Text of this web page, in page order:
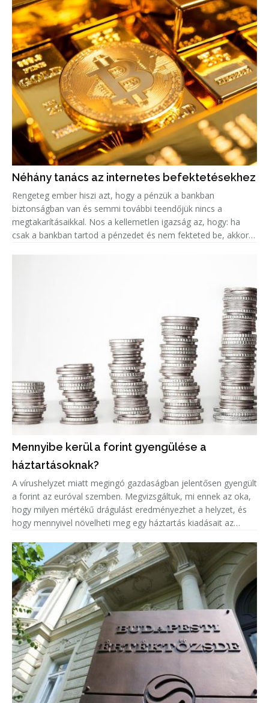
Néhány tanács az internetes befektetésekhez
Rengeteg ember hiszi azt, hogy a pénzük a bankban
biztonságban van és semmi további teendőjük nincs a
megtakarításaikkal. Nos a kellemetlen igazság az, hogy: ha
csak a bankban tartod a pénzedet és nem fekteted be, akkor
Mennyibe kerül a forint gyengülése a
háztartásoknak?
A vírushelyzet miatt megingó gazdaságban jelentősen gyengült
a forint az euróval szemben. Megvizsgáltuk, mi ennek az oka,
hogy milyen mértékű drágulást eredményezhet a helyzet, és
hogy mennyivel növelheti meg egy háztartás kiadásait az